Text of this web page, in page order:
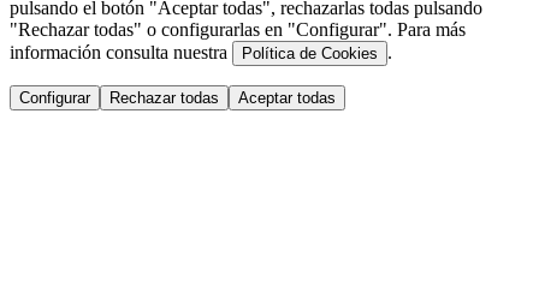
pulsando el botón "Aceptar todas", rechazarlas todas pulsando
"Rechazar todas" o configurarlas en "Configurar". Para más
información consulta nuestra
Política de Cookies .
Configurar Rechazar todas Aceptar todas